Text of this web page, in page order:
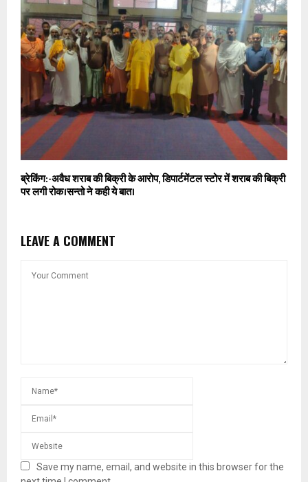
ब्रेकिंग:-अवैध शराब की बिक्री के आरोप, डिपार्टमेंटल स्टोर में शराब की बिक्री
पर लगी रोक।सन्तो ने कही ये बात।
LEAVE A COMMENT
Save my name, email, and website in this browser for the